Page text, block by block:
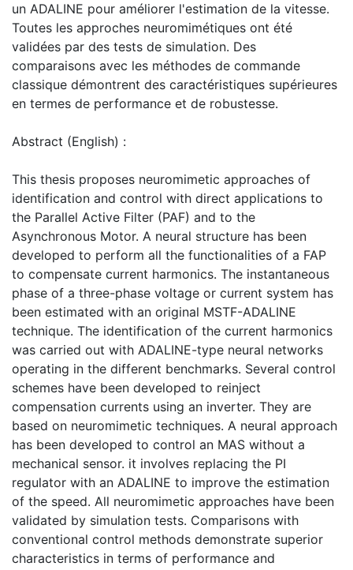
un ADALINE pour améliorer l'estimation de la vitesse.
Toutes les approches neuromimétiques ont été
validées par des tests de simulation. Des
comparaisons avec les méthodes de commande
classique démontrent des caractéristiques supérieures
en termes de performance et de robustesse.
Abstract (English) :
This thesis proposes neuromimetic approaches of
identification and control with direct applications to
the Parallel Active Filter (PAF) and to the
Asynchronous Motor. A neural structure has been
developed to perform all the functionalities of a FAP
to compensate current harmonics. The instantaneous
phase of a three-phase voltage or current system has
been estimated with an original MSTF-ADALINE
technique. The identification of the current harmonics
was carried out with ADALINE-type neural networks
operating in the different benchmarks. Several control
schemes have been developed to reinject
compensation currents using an inverter. They are
based on neuromimetic techniques. A neural approach
has been developed to control an MAS without a
mechanical sensor. it involves replacing the PI
regulator with an ADALINE to improve the estimation
of the speed. All neuromimetic approaches have been
validated by simulation tests. Comparisons with
conventional control methods demonstrate superior
characteristics in terms of performance and